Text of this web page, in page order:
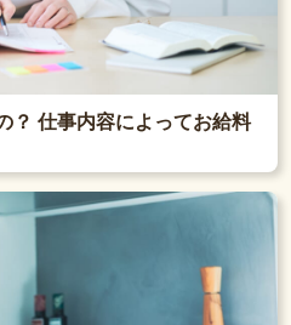
？ 仕事内容によってお給料